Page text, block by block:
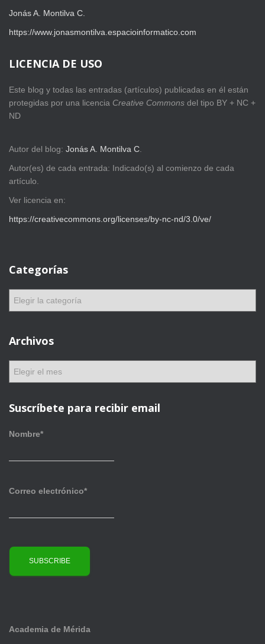
Jonás A. Montilva C.
https://www.jonasmontilva.espacioinformatico.com
LICENCIA DE USO
Este blog y todas las entradas (artículos) publicadas en él están
protegidas por una licencia Creative Commons del tipo BY + NC +
ND
Autor del blog: Jonás A. Montilva C
Autor(es) de cada entrada: Indicado(s) al comienzo de cada
artículo.
Ver licencia en:
https://creativecommons.org/licenses/by-nc-nd/3.0/ve/
Categorías
g
o
s
Archivos
h
v
Suscríbete para recibir email
Nombre*
Correo electrónico*
Academia de Mérida